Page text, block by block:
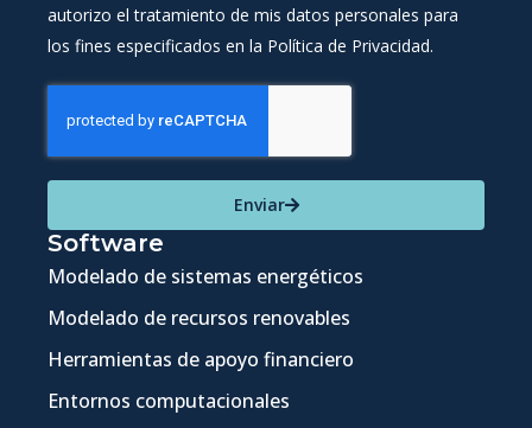
autorizo el tratamiento de mis datos personales para
los fines especificados en la Política de Privacidad.
Enviar
Software
Modelado de sistemas energéticos
Modelado de recursos renovables
Herramientas de apoyo financiero
Entornos computacionales